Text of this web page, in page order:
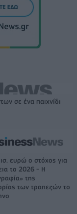
σε ένα παιχνίδι
ευρώ ο στόχος για
το 2026 - Η
της
των τραπεζών το